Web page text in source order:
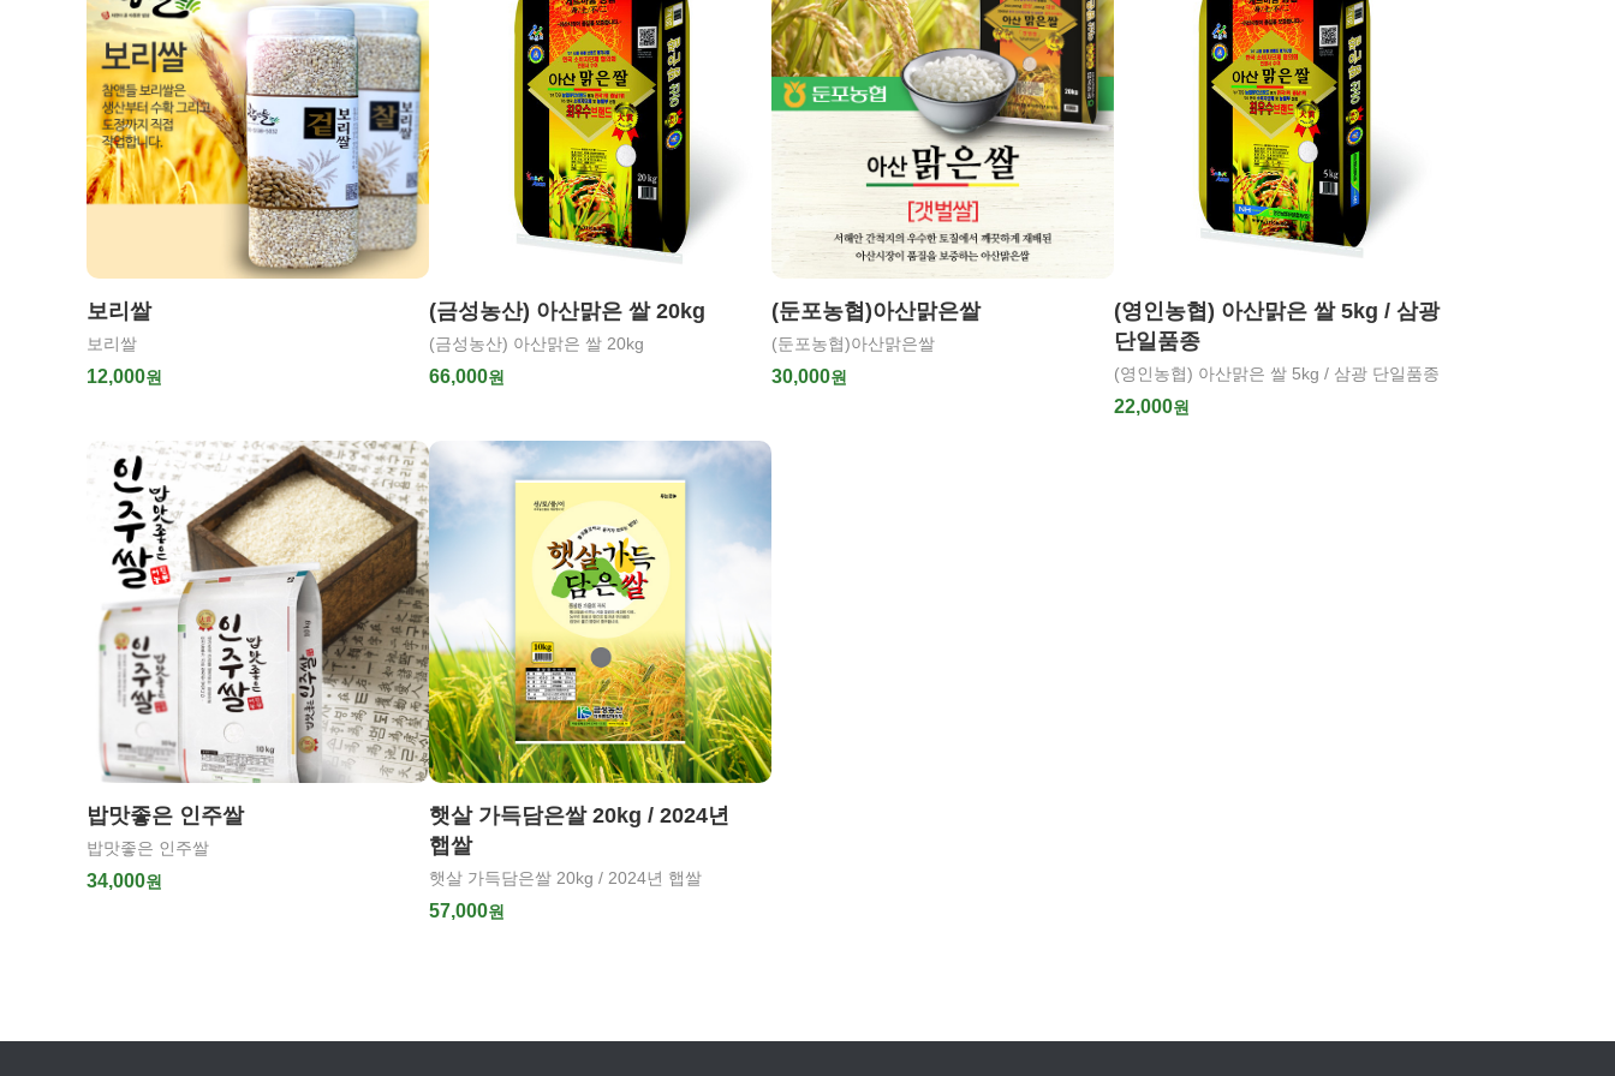
보리쌀
보리쌀
12,000원
(금성농산) 아산맑은 쌀 20kg
(금성농산) 아산맑은 쌀 20kg
66,000원
(둔포농협)아산맑은쌀
(둔포농협)아산맑은쌀
30,000원
(영인농협) 아산맑은 쌀 5kg / 삼광
단일품종
(영인농협) 아산맑은 쌀 5kg / 삼광 단일품종
22,000원
밥맛좋은 인주쌀
밥맛좋은 인주쌀
34,000원
햇살 가득담은쌀 20kg / 2024년
햅쌀
햇살 가득담은쌀 20kg / 2024년 햅쌀
57,000원